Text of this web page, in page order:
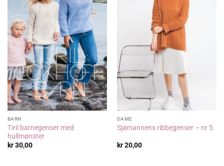
BARN
Tiril barnegenser med
hullmønster
kr30,00
DAME
Sjømannens ribbegenser – nr 5
kr20,00